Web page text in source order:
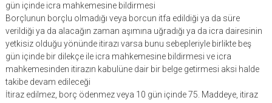
gün içinde icra mahkemesine bildirmesi
Borçlunun borçlu olmadığı veya borcun itfa edildiği ya da süre
verildiği ya da alacağın zaman aşımına uğradığı ya da icra dairesinin
yetkisiz olduğu yönünde itirazı varsa bunu sebepleriyle birlikte beş
gün içinde bir dilekçe ile icra mahkemesine bildirmesi ve icra
mahkemesinden itirazın kabulüne dair bir belge getirmesi aksi halde
takibe devam edileceği
İtiraz edilmez, borç ödenmez veya 10 gün içinde 75. Maddeye, itiraz